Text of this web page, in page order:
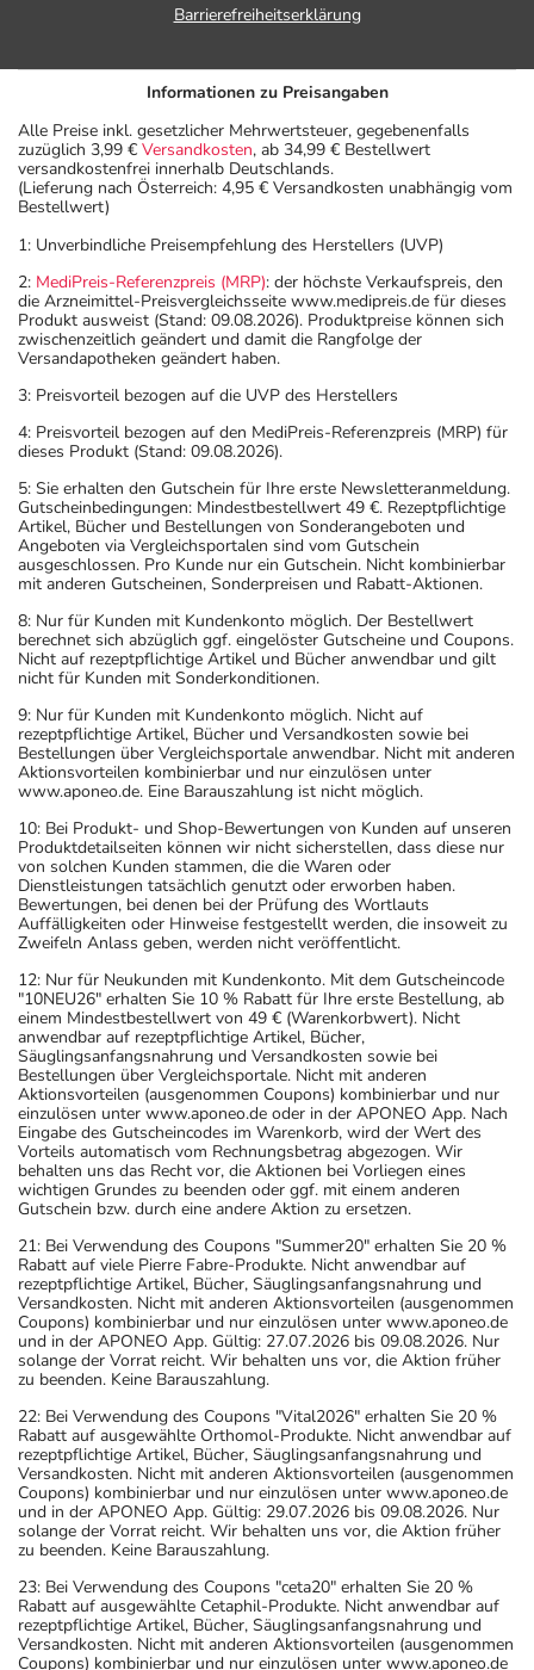
Barrierefreiheitserklärung
Informationen zu Preisangaben
Alle Preise inkl. gesetzlicher Mehrwertsteuer, gegebenenfalls
zuzüglich 3,99 € Versandkosten, ab 34,99 € Bestellwert
versandkostenfrei innerhalb Deutschlands.
(Lieferung nach Österreich: 4,95 € Versandkosten unabhängig vom
Bestellwert)
1: Unverbindliche Preisempfehlung des Herstellers (UVP)
2: MediPreis-Referenzpreis (MRP): der höchste Verkaufspreis, den
die Arzneimittel-Preisvergleichsseite www.medipreis.de für dieses
Produkt ausweist (Stand: 09.08.2026). Produktpreise können sich
zwischenzeitlich geändert und damit die Rangfolge der
Versandapotheken geändert haben.
3: Preisvorteil bezogen auf die UVP des Herstellers
4: Preisvorteil bezogen auf den MediPreis-Referenzpreis (MRP) für
dieses Produkt (Stand: 09.08.2026).
5: Sie erhalten den Gutschein für Ihre erste Newsletteranmeldung.
Gutscheinbedingungen: Mindestbestellwert 49 €. Rezeptpflichtige
Artikel, Bücher und Bestellungen von Sonderangeboten und
Angeboten via Vergleichsportalen sind vom Gutschein
ausgeschlossen. Pro Kunde nur ein Gutschein. Nicht kombinierbar
mit anderen Gutscheinen, Sonderpreisen und Rabatt-Aktionen.
8: Nur für Kunden mit Kundenkonto möglich. Der Bestellwert
berechnet sich abzüglich ggf. eingelöster Gutscheine und Coupons.
Nicht auf rezeptpflichtige Artikel und Bücher anwendbar und gilt
nicht für Kunden mit Sonderkonditionen.
9: Nur für Kunden mit Kundenkonto möglich. Nicht auf
rezeptpflichtige Artikel, Bücher und Versandkosten sowie bei
Bestellungen über Vergleichsportale anwendbar. Nicht mit anderen
Aktionsvorteilen kombinierbar und nur einzulösen unter
www.aponeo.de. Eine Barauszahlung ist nicht möglich.
10: Bei Produkt- und Shop-Bewertungen von Kunden auf unseren
Produktdetailseiten können wir nicht sicherstellen, dass diese nur
von solchen Kunden stammen, die die Waren oder
Dienstleistungen tatsächlich genutzt oder erworben haben.
Bewertungen, bei denen bei der Prüfung des Wortlauts
Auffälligkeiten oder Hinweise festgestellt werden, die insoweit zu
Zweifeln Anlass geben, werden nicht veröffentlicht.
12: Nur für Neukunden mit Kundenkonto. Mit dem Gutscheincode
"10NEU26" erhalten Sie 10 % Rabatt für Ihre erste Bestellung, ab
einem Mindestbestellwert von 49 € (Warenkorbwert). Nicht
anwendbar auf rezeptpflichtige Artikel, Bücher,
Säuglingsanfangsnahrung und Versandkosten sowie bei
Bestellungen über Vergleichsportale. Nicht mit anderen
Aktionsvorteilen (ausgenommen Coupons) kombinierbar und nur
einzulösen unter www.aponeo.de oder in der APONEO App. Nach
Eingabe des Gutscheincodes im Warenkorb, wird der Wert des
Vorteils automatisch vom Rechnungsbetrag abgezogen. Wir
behalten uns das Recht vor, die Aktionen bei Vorliegen eines
wichtigen Grundes zu beenden oder ggf. mit einem anderen
Gutschein bzw. durch eine andere Aktion zu ersetzen.
21: Bei Verwendung des Coupons "Summer20" erhalten Sie 20 %
Rabatt auf viele Pierre Fabre-Produkte. Nicht anwendbar auf
rezeptpflichtige Artikel, Bücher, Säuglingsanfangsnahrung und
Versandkosten. Nicht mit anderen Aktionsvorteilen (ausgenommen
Coupons) kombinierbar und nur einzulösen unter www.aponeo.de
und in der APONEO App. Gültig: 27.07.2026 bis 09.08.2026. Nur
solange der Vorrat reicht. Wir behalten uns vor, die Aktion früher
zu beenden. Keine Barauszahlung.
22: Bei Verwendung des Coupons "Vital2026" erhalten Sie 20 %
Rabatt auf ausgewählte Orthomol-Produkte. Nicht anwendbar auf
rezeptpflichtige Artikel, Bücher, Säuglingsanfangsnahrung und
Versandkosten. Nicht mit anderen Aktionsvorteilen (ausgenommen
Coupons) kombinierbar und nur einzulösen unter www.aponeo.de
und in der APONEO App. Gültig: 29.07.2026 bis 09.08.2026. Nur
solange der Vorrat reicht. Wir behalten uns vor, die Aktion früher
zu beenden. Keine Barauszahlung.
23: Bei Verwendung des Coupons "ceta20" erhalten Sie 20 %
Rabatt auf ausgewählte Cetaphil-Produkte. Nicht anwendbar auf
rezeptpflichtige Artikel, Bücher, Säuglingsanfangsnahrung und
Versandkosten. Nicht mit anderen Aktionsvorteilen (ausgenommen
Coupons) kombinierbar und nur einzulösen unter www.aponeo.de